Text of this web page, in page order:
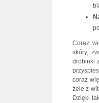
Coraz
skóry,
drobinki
coraz
żele z
Dzięki